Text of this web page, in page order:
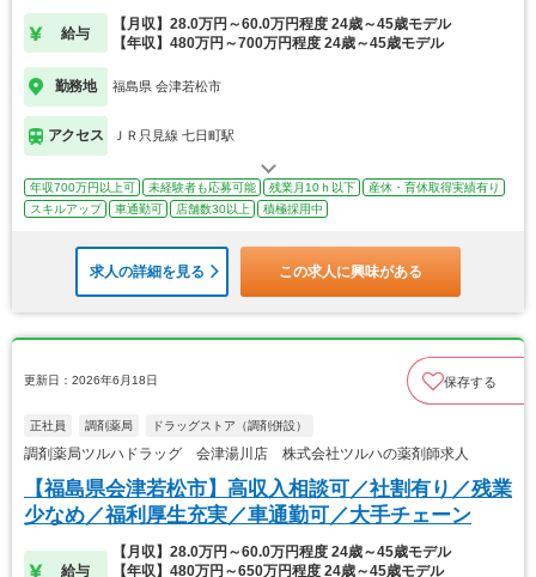
給与
【月収】28.0万円～60.0万円程度 24歳～45歳モデル
【年収】480万円～700万円程度 24歳～45歳モデル
勤務地 福島県 会津若松市
アクセス ＪＲ只見線 七日町駅
年収700万円以上可 未経験者も応募可能 残業月10ｈ以下
産休・育休取得実績有り
スキルアップ
車通勤可 店舗数30以上 積極採用中
求人の詳細を見る この求人に興味がある
更新日：2026年6月18日 保存する
正社員 調剤薬局 ドラッグストア（調剤併設）
調剤薬局ツルハドラッグ 会津湯川店 株式会社ツルハの薬剤師求人
【福島県会津若松市】高収入相談可／社割有り／残業
少なめ／福利厚生充実／車通勤可／大手チェーン
給与
【月収】28.0万円～60.0万円程度 24歳～45歳モデル
【年収】480万円～650万円程度 24歳～45歳モデル